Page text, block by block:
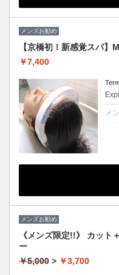
メンズお勧め
【京橋初！新感覚スパ
￥7,400
メ
る
に
に
メンズお勧め
《メンズ限定!!》 カット
ー
￥5,000 > ￥3,700